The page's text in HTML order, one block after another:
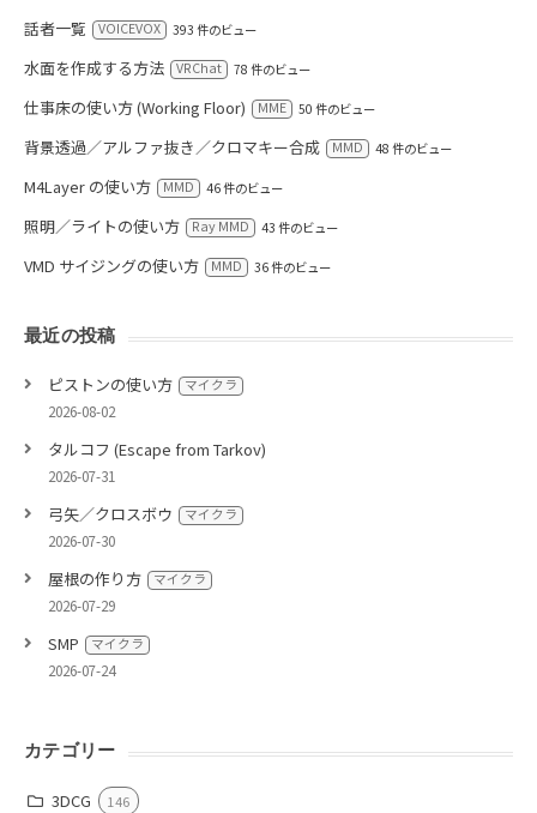
話者一覧 VOICEVOX 393 件のビュー
水面を作成する方法 VRChat 78 件のビュー
仕事床の使い方 (Working Floor) MME 50 件のビュー
背景透過／アルファ抜き／クロマキー合成 MMD 48 件のビュー
M4Layer の使い方 MMD 46 件のビュー
照明／ライトの使い方 Ray MMD 43 件のビュー
VMD サイジングの使い方 MMD 36 件のビュー
最近の投稿
ピストンの使い方 マイクラ
2026-08-02
タルコフ (Escape from Tarkov)
2026-07-31
弓矢／クロスボウ マイクラ
2026-07-30
屋根の作り方 マイクラ
2026-07-29
SMP マイクラ
2026-07-24
カテゴリー
3DCG 146